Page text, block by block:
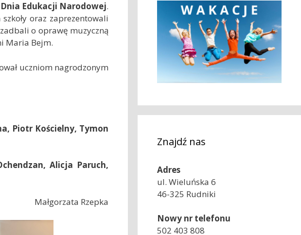
Edukacji Narodowej.
oraz zaprezentowali
o oprawę muzyczną
Maria Bejm.
uczniom nagrodzonym
Piotr Kościelny, Tymon
Alicja Paruch,
Małgorzata Rzepka
Znajdź nas
Adres
ul. Wieluńska 6
46-325 Rudniki
Nowy nr telefonu
502 403 808